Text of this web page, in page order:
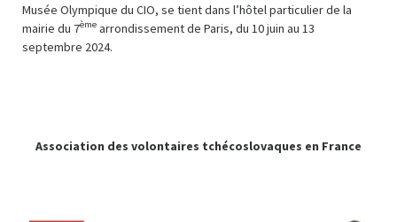
Musée Olympique du CIO, se tient dans l’hôtel particulier de la
mairie du 7ème arrondissement de Paris, du 10 juin au 13
septembre 2024.
Association des volontaires tchécoslovaques en France